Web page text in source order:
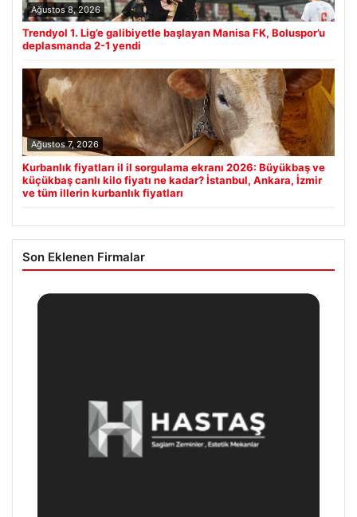
Ağustos 8, 2026
Trendyol 1. Lig’e galibiyetle başlayan Manisa FK, Boluspor’u
deplasmanda 2-1 yendi
Ağustos 7, 2026
Kurbanlık fiyatları il il sorgulama ekranı 2026: Büyükbaş ve
küçükbaş canlı kilo fiyatı ne kadar? İstanbul, Ankara, İzmir
ve tüm illerin kurbanlık fiyatları
Son Eklenen Firmalar